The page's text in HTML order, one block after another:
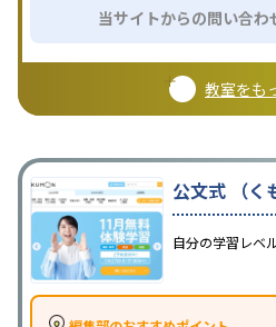
当サイトからの問い合
教室をも
公文式 （く
自分の学習レベ